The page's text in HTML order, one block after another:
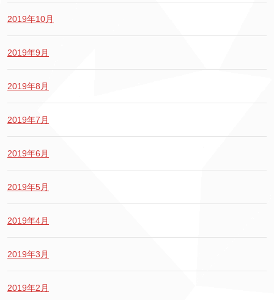
2019年10月
2019年9月
2019年8月
2019年7月
2019年6月
2019年5月
2019年4月
2019年3月
2019年2月